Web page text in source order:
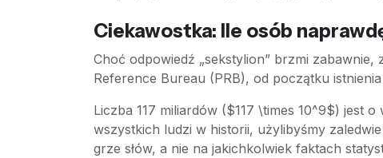
Ciekawostka: Ile osób
Choć odpowiedź „sekstylion” brzmi zabawnie,
Reference Bureau (PRB), od początku
Liczba 117 miliardów ($117 \times 10^9$) jest
wszystkich ludzi w historii, użylibyśmy
grze słów, a nie na jakichkolwiek faktach